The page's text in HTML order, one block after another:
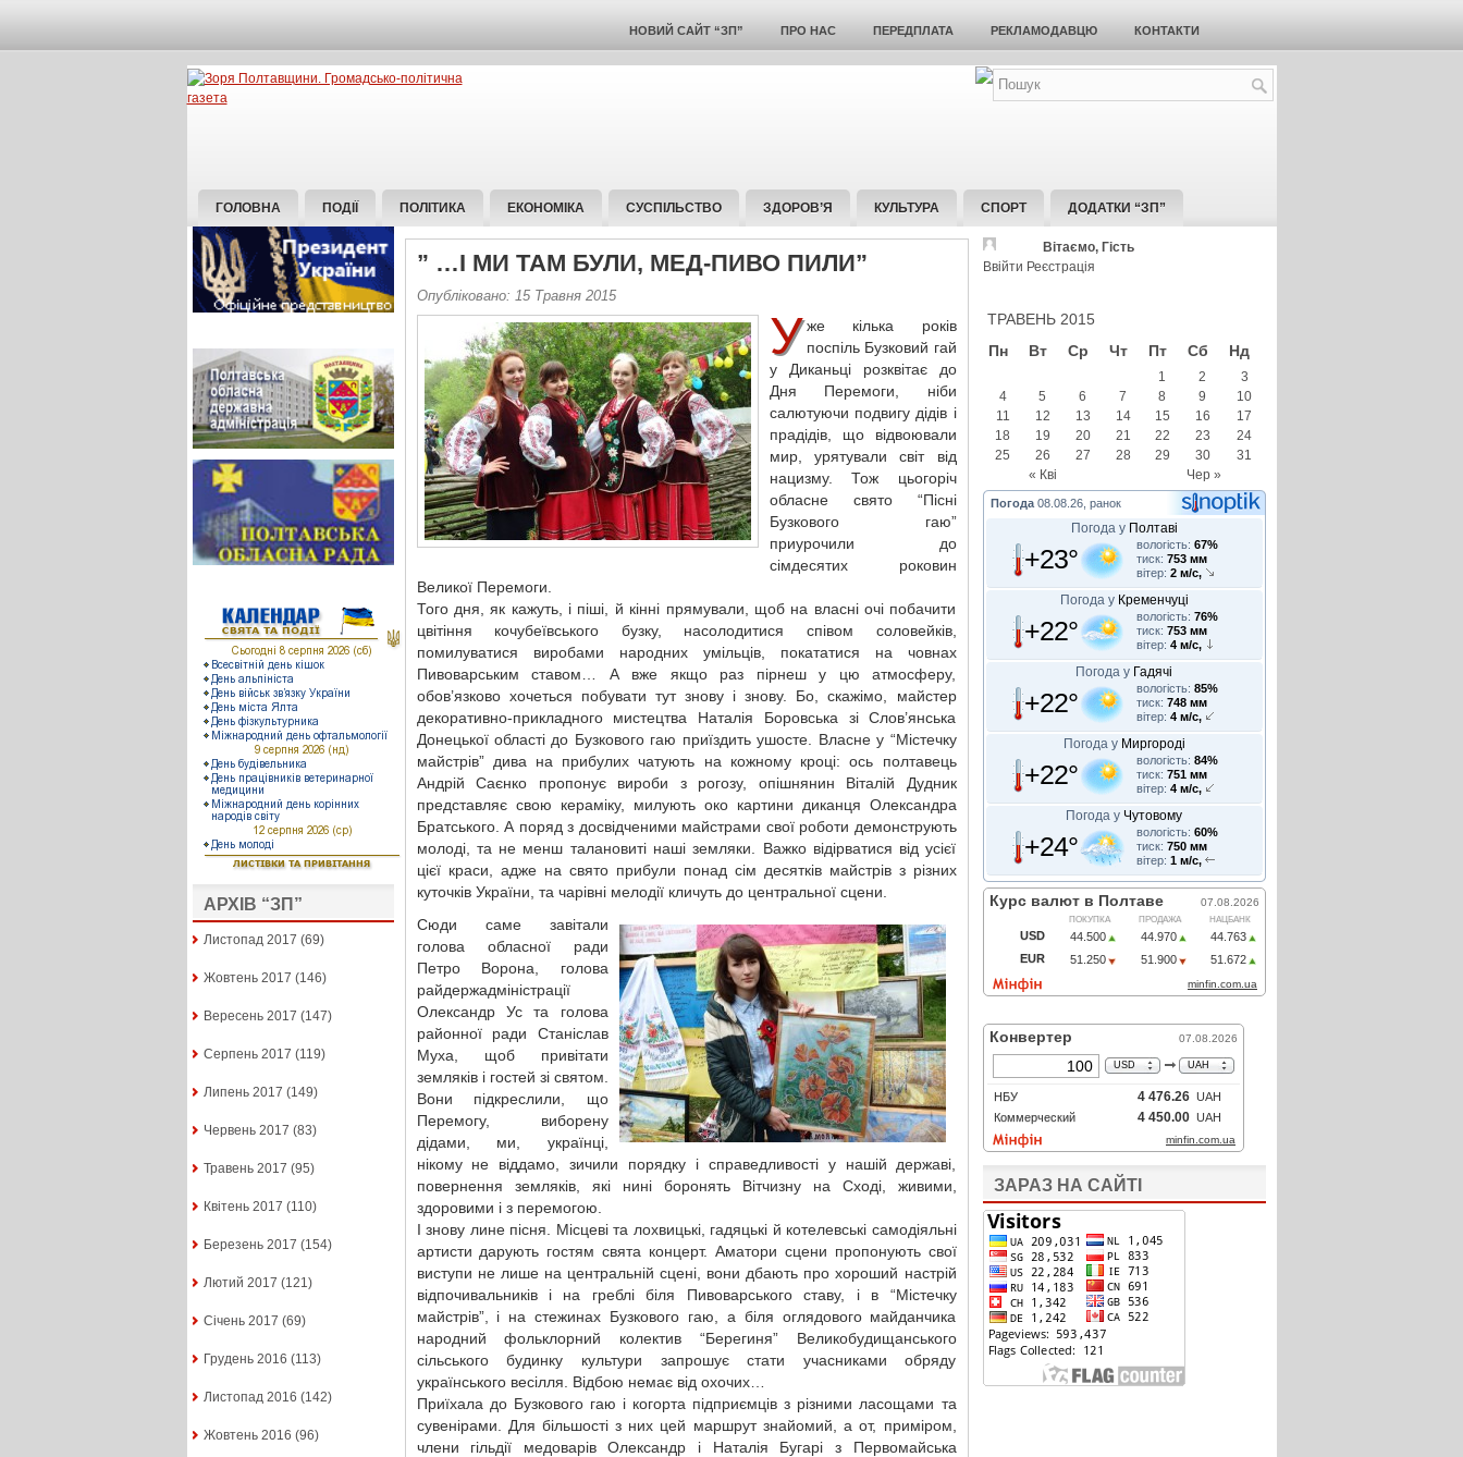
НОВИЙ САЙТ “ЗП” ПРО НАС ПЕРЕДПЛАТА РЕКЛАМОДАВЦЮ КОНТАКТИ
ГОЛОВНА ПОДІЇ ПОЛІТИКА ЕКОНОМІКА СУСПІЛЬСТВО ЗДОРОВ’Я КУЛЬТУРА СПОРТ ДОДАТКИ “ЗП”
АРХІВ “ЗП”
Листопад 2017 (69)
Жовтень 2017 (146)
Вересень 2017 (147)
Серпень 2017 (119)
Липень 2017 (149)
Червень 2017 (83)
Травень 2017 (95)
Квітень 2017 (110)
Березень 2017 (154)
Лютий 2017 (121)
Січень 2017 (69)
Грудень 2016 (113)
Листопад 2016 (142)
Жовтень 2016 (96)
” …І МИ ТАМ БУЛИ, МЕД-ПИВО ПИЛИ”
Опубліковано: 15 Травня 2015
У же кілька років
поспіль Бузковий гай
у Диканьці розквітає до
Дня Перемоги, ніби
салютуючи подвигу дідів і
прадідів, що відвоювали
мир, урятували світ від
нацизму. Тож цьогоріч
обласне свято “Пісні
Бузкового гаю”
приурочили до
сімдесятих роковин
Великої Перемоги.
Того дня, як кажуть, і піші, й кінні прямували, щоб на власні очі побачити
цвітіння кочубеївського бузку, насолодитися співом соловейків,
помилуватися виробами народних умільців, покататися на човнах
Пивоварським ставом… А вже якщо раз пірнеш у цю атмосферу,
обов’язково хочеться побувати тут знову і знову. Бо, скажімо, майстер
декоративно-прикладного мистецтва Наталія Боровська зі Слов’янська
Донецької області до Бузкового гаю приїздить ушосте. Власне у “Містечку
майстрів” дива на прибулих чатують на кожному кроці: ось полтавець
Андрій Саєнко пропонує вироби з рогозу, опішнянин Віталій Дудник
представляє свою кераміку, милують око картини диканця Олександра
Братського. А поряд з досвідченими майстрами свої роботи демонструють
молоді, та не менш талановиті наші земляки. Важко відірватися від усієї
цієї краси, адже на свято прибули понад сім десятків майстрів з різних
куточків України, та чарівні мелодії кличуть до центральної сцени.
Сюди саме завітали
голова обласної ради
Петро Ворона, голова
райдержадміністрації
Олександр Ус та голова
районної ради Станіслав
Муха, щоб привітати
земляків і гостей зі святом.
Вони підкреслили, що
Перемогу, виборену
дідами, ми, українці,
нікому не віддамо, зичили порядку і справедливості у нашій державі,
повернення земляків, які нині боронять Вітчизну на Сході, живими,
здоровими і з перемогою.
І знову лине пісня. Місцеві та лохвицькі, гадяцькі й котелевські самодіяльні
артисти дарують гостям свята концерт. Аматори сцени пропонують свої
виступи не лише на центральній сцені, вони дбають про хороший настрій
відпочивальників і на греблі біля Пивоварського ставу, і в “Містечку
майстрів”, і на стежинах Бузкового гаю, а біля оглядового майданчика
народний фольклорний колектив “Берегиня” Великобудищанського
сільського будинку культури запрошує стати учасниками обряду
українського весілля. Відбою немає від охочих…
Приїхала до Бузкового гаю і когорта підприємців з різними ласощами та
сувенірами. Для більшості з них цей маршрут знайомий, а от, приміром,
члени гільдії медоварів Олександр і Наталія Бугарі з Первомайська
Вітаємо, Гість
Ввійти Реєстрація
ТРАВЕНЬ 2015
Пн
Вт Ср Чт Пт Сб Нд
« Кві Чер »
1 2
3
4
5 6 7 8 9
10
11
12 13 14 15 16
17
18
19 20 21 22 23
24
25
26 27 28 29 30 31
Погода 08.08.26, ранок
Погода у Полтаві
+23° вологість: 67%
тиск: 753 мм
вітер: 2 м/с,
Погода у Кременчуці
+22° вологість: 76%
тиск: 753 мм
вітер: 4 м/с,
Погода у Гадячі
+22° вологість: 85%
тиск: 748 мм
вітер: 4 м/с,
Погода у Миргороді
+22° вологість: 84%
тиск: 751 мм
вітер: 4 м/с,
Погода у Чутовому
+24° вологість: 60%
тиск: 750 мм
вітер: 1 м/с,
ЗАРАЗ НА САЙТІ